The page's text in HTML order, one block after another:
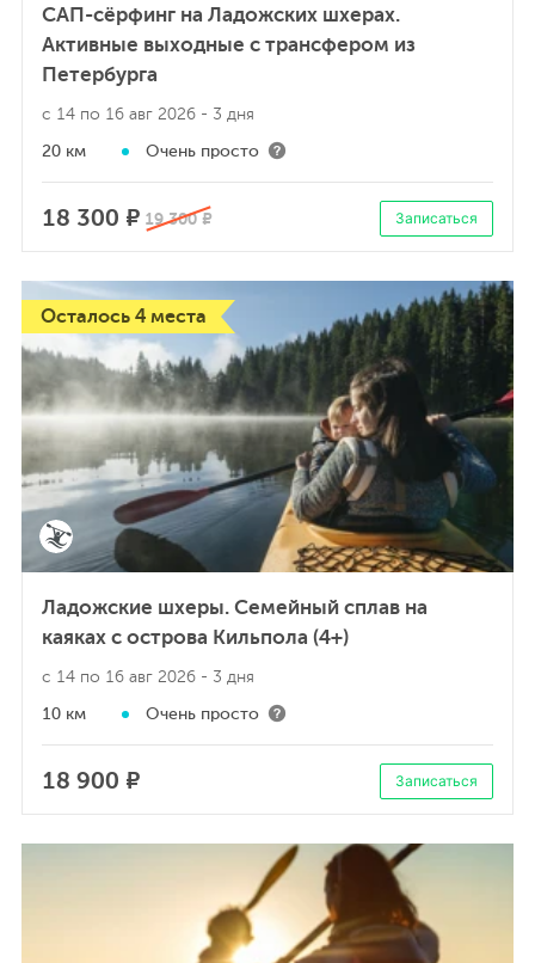
САП-сёрфинг на Ладожских шхерах.
Активные выходные с трансфером из
Петербурга
с 14 по 16 авг 2026 - 3 дня
20 км Очень просто
18 300 ₽ 19 300 ₽ Записаться
Осталось 4 места
Ладожские шхеры. Семейный сплав на
каяках с острова Кильпола (4+)
с 14 по 16 авг 2026 - 3 дня
10 км Очень просто
18 900 ₽ Записаться